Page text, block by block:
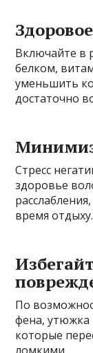
Включайте в
белком,
уменьшить
достаточно
Стресс
здоровье
время отдыху.
По
фена, утюжка
которые